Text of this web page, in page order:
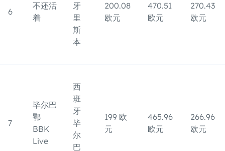
6
不还活
着
牙
里
斯
本
200.08
欧元
470.51
欧元
270.43
欧元
7
毕尔巴
鄂
BBK
Live
西
班
牙
毕
尔
巴
199 欧
元
465.96
欧元
266.96
欧元